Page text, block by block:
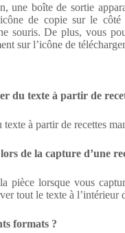
une boîte de sortie
de copie sur le
souris. De plus, vous
sur l’icône de
du texte à partir de
à partir de recettes
de la capture d’une
pièce lorsque vous
tout le texte à l’intérieur
formats ?